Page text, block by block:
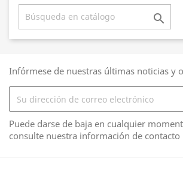

Infórmese de nuestras últimas noticias y
Puede darse de baja en cualquier
consulte nuestra información de contacto